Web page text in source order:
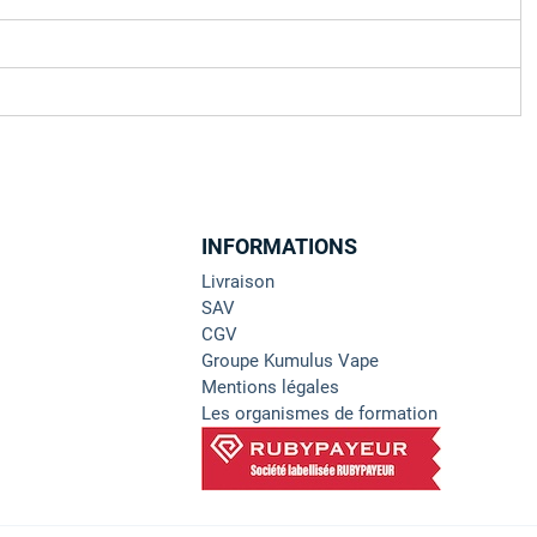
INFORMATIONS
Livraison
SAV
CGV
Groupe Kumulus Vape
Mentions légales
Les organismes de formation